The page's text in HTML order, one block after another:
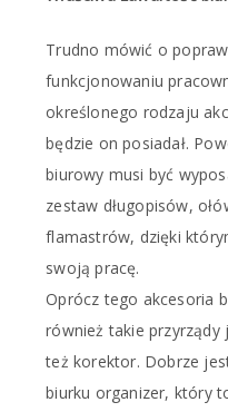
Trudno mówić o
funkcjonowaniu
określonego rodzaju
będzie on posiadał.
biurowy musi być
zestaw długopisów,
flamastrów, dzięki
swoją pracę.
Oprócz tego akcesoria
również takie przyrządy
też korektor. Dobrze
biurku organizer, który